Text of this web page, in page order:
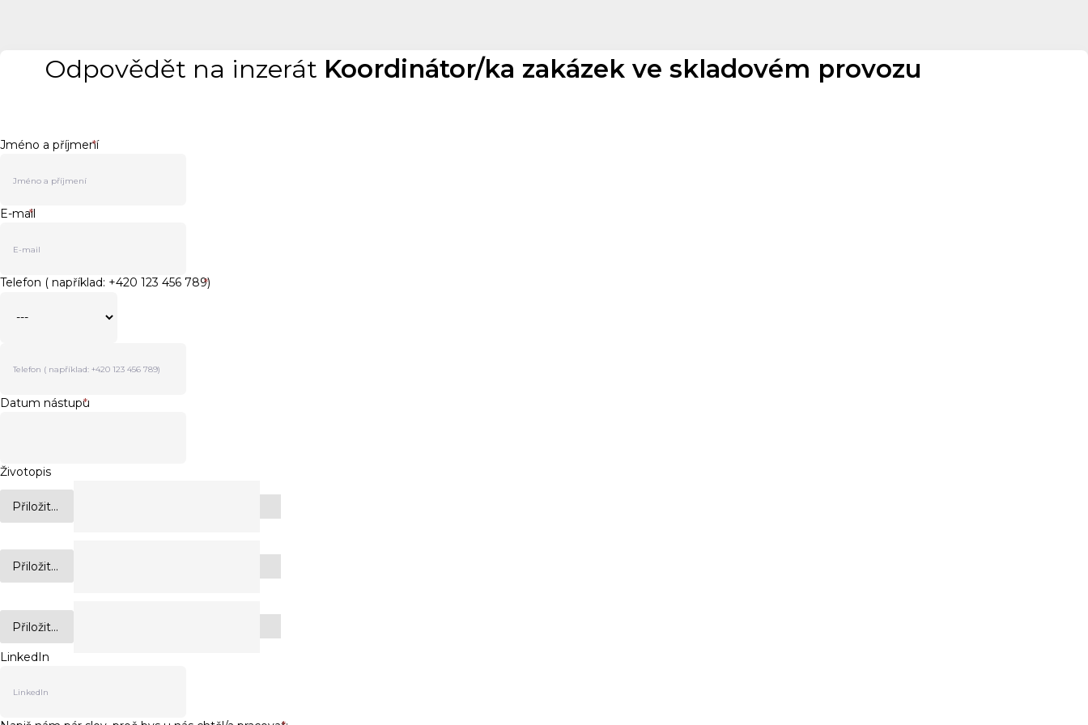
Odpovědět na inzerát Koordinátor/ka zakázek ve skladovém provozu
Jméno a příjmení
*
E-mail
*
Telefon ( například: +420 123 456 789)
*
Datum nástupu
*
Životopis
Přiložit...
Přiložit...
Přiložit...
LinkedIn